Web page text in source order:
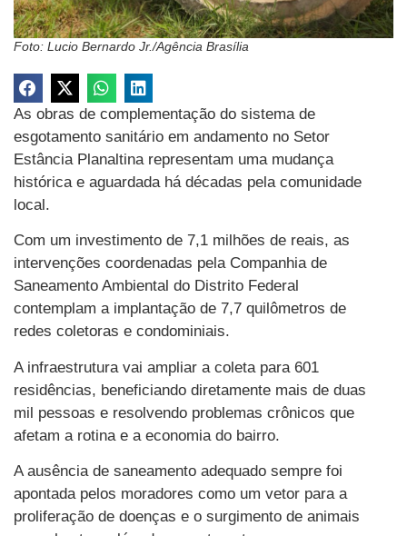
Foto: Lucio Bernardo Jr./Agência Brasília
As obras de complementação do sistema de
esgotamento sanitário em andamento no Setor
Estância Planaltina representam uma mudança
histórica e aguardada há décadas pela comunidade
local.
Com um investimento de 7,1 milhões de reais, as
intervenções coordenadas pela Companhia de
Saneamento Ambiental do Distrito Federal
contemplam a implantação de 7,7 quilômetros de
redes coletoras e condominiais.
A infraestrutura vai ampliar a coleta para 601
residências, beneficiando diretamente mais de duas
mil pessoas e resolvendo problemas crônicos que
afetam a rotina e a economia do bairro.
A ausência de saneamento adequado sempre foi
apontada pelos moradores como um vetor para a
proliferação de doenças e o surgimento de animais